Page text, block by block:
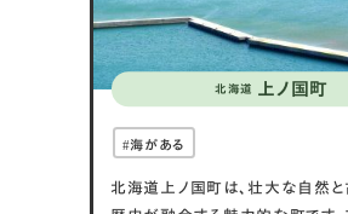
北海道 上ノ国町
海がある
北海道上ノ国町は、壮大な自然と